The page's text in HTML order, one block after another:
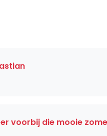
voorbij die mooie